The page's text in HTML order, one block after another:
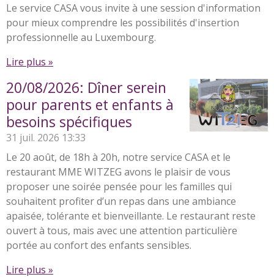
Le service CASA vous invite à une session d'information
pour mieux comprendre les possibilités d'insertion
professionnelle au Luxembourg.
Lire plus »
20/08/2026: Dîner serein
pour parents et enfants à
besoins spécifiques
31 juil. 2026 13:33
Le 20 août, de 18h à 20h, notre service CASA et le
restaurant MME WITZEG avons le plaisir de vous
proposer une soirée pensée pour les familles qui
souhaitent profiter d’un repas dans une ambiance
apaisée, tolérante et bienveillante. Le restaurant reste
ouvert à tous, mais avec une attention particulière
portée au confort des enfants sensibles.
Lire plus »